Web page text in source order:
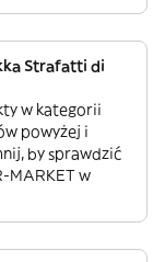
Strafatti di
w kategorii
powyżej i
by sprawdzić
MARKET w